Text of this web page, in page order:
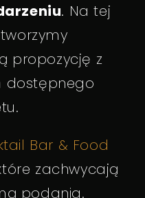
. Na tej
propozycję z
dostępnego
Bar & Food
zachwycają
podania.